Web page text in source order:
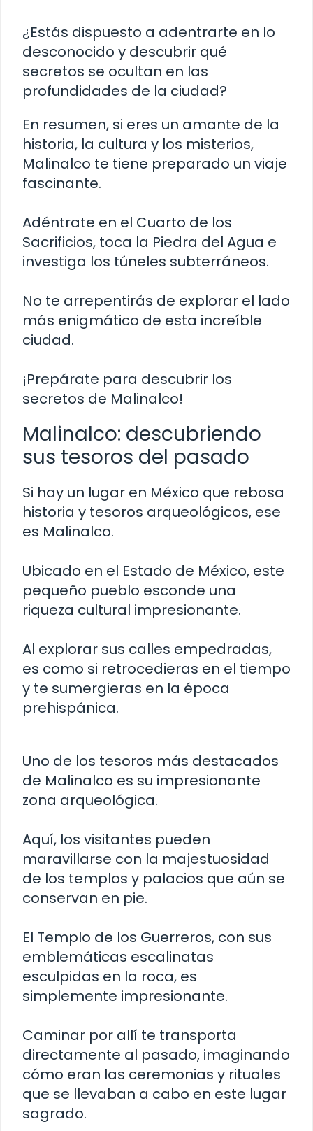
¿Estás dispuesto a adentrarte en lo
desconocido y descubrir qué
secretos se ocultan en las
profundidades de la ciudad?
En resumen, si eres un amante de la
historia, la cultura y los misterios,
Malinalco te tiene preparado un viaje
fascinante.
Adéntrate en el Cuarto de los
Sacrificios, toca la Piedra del Agua e
investiga los túneles subterráneos.
No te arrepentirás de explorar el lado
más enigmático de esta increíble
ciudad.
¡Prepárate para descubrir los
secretos de Malinalco!
Malinalco: descubriendo
sus tesoros del pasado
Si hay un lugar en México que rebosa
historia y tesoros arqueológicos, ese
es Malinalco.
Ubicado en el Estado de México, este
pequeño pueblo esconde una
riqueza cultural impresionante.
Al explorar sus calles empedradas,
es como si retrocedieras en el tiempo
y te sumergieras en la época
prehispánica.
Uno de los tesoros más destacados
de Malinalco es su impresionante
zona arqueológica.
Aquí, los visitantes pueden
maravillarse con la majestuosidad
de los templos y palacios que aún se
conservan en pie.
El Templo de los Guerreros, con sus
emblemáticas escalinatas
esculpidas en la roca, es
simplemente impresionante.
Caminar por allí te transporta
directamente al pasado, imaginando
cómo eran las ceremonias y rituales
que se llevaban a cabo en este lugar
sagrado.